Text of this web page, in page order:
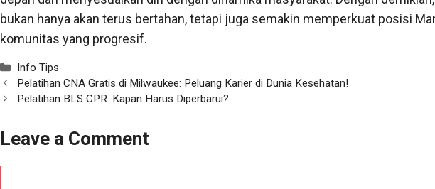
bukan hanya akan terus bertahan, tetapi juga semakin memperkuat posisi
komunitas yang progresif.
Categories
Info Tips
Pelatihan CNA Gratis di Milwaukee: Peluang Karier di Dunia Kesehatan!
Pelatihan BLS CPR: Kapan Harus Diperbarui?
Leave a Comment